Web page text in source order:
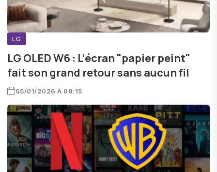
LG
LG OLED W6 : L’écran "papier peint"
fait son grand retour sans aucun fil
05/01/2026 À 08:15